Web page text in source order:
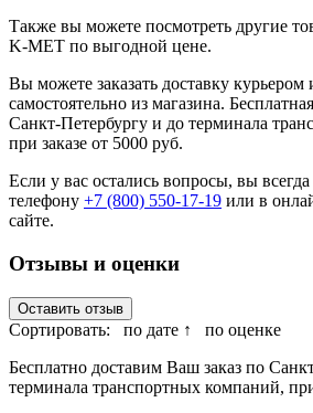
Также вы можете посмотреть другие
K-MET по выгодной цене.
Вы можете заказать доставку курьером
самостоятельно из магазина.
Санкт-Петербургу и до терминала
при заказе от 5000 руб.
Если у вас остались вопросы, вы
телефону +7 (800) 550-17-19 или в
сайте.
Отзывы и оценки
Оставить отзыв
Сортировать: по дате ↑
по оценке
Бесплатно доставим Ваш заказ по
терминала транспортных компаний,